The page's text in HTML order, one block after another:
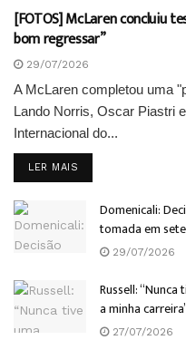
[FOTOS] McLaren concluiu
bom regressar”
29/07/2026
A McLaren completou uma
Lando Norris, Oscar Piastri
Internacional do...
LER MAIS
Domenicali:
tomada em
29/07/2026
Russell:
a minha
27/07/2026